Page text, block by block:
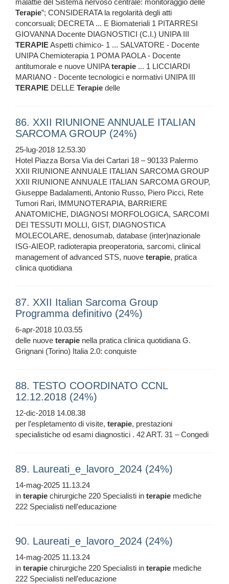
malattie del Sistema nervoso centrale: monitoraggio delle
Terapie”; CONSIDERATA la regolarità degli atti
concorsuali; DECRETA ... E Biomateriali 1 PITARRESI
GIOVANNA Docente DIAGNOSTICI (C.I.) UNIPA III
TERAPIEAspetti chimico- 1 ... SALVATORE - Docente
UNIPA Chemioterapia 1 POMA PAOLA - Docente
antitumorale e nuove UNIPAterapie ... 1 LICCIARDI
MARIANO - Docente tecnologici e normativi UNIPA III
TERAPIE DELLE Terapie delle
86. XXII RIUNIONE ANNUALE ITALIAN
SARCOMA GROUP (24%)
25-lug-2018 12.53.30
Hotel Piazza Borsa Via dei Cartari 18 – 90133 Palermo
XXII RIUNIONE ANNUALE ITALIAN SARCOMA GROUP
XXII RIUNIONE ANNUALE ITALIAN SARCOMA GROUP,
Giuseppe Badalamenti, Antonio Russo, Piero Picci, Rete
Tumori Rari, IMMUNOTERAPIA, BARRIERE
ANATOMICHE, DIAGNOSI MORFOLOGICA, SARCOMI
DEI TESSUTI MOLLI, GIST, DIAGNOSTICA
MOLECOLARE, denosumab, database (inter)nazionale
ISG-AIEOP, radioterapia preoperatoria, sarcomi, clinical
management of advanced STS, nuove terapie, pratica
clinica quotidiana
87. XXII Italian Sarcoma Group
Programma definitivo (24%)
6-apr-2018 10.03.55
delle nuove terapie nella pratica clinica quotidiana G.
Grignani (Torino) Italia 2.0: conquiste
88. TESTO COORDINATO CCNL
12.12.2018 (24%)
12-dic-2018 14.08.38
per l’espletamento di visite, terapie, prestazioni
specialistiche od esami diagnostici . 42 ART. 31 – Congedi
89. Laureati_e_lavoro_2024 (24%)
14-mag-2025 11.13.24
in terapie chirurgiche 220 Specialisti in terapie mediche
222 Specialisti nell’educazione
90. Laureati_e_lavoro_2024 (24%)
14-mag-2025 11.13.24
in terapie chirurgiche 220 Specialisti in terapie mediche
222 Specialisti nell’educazione